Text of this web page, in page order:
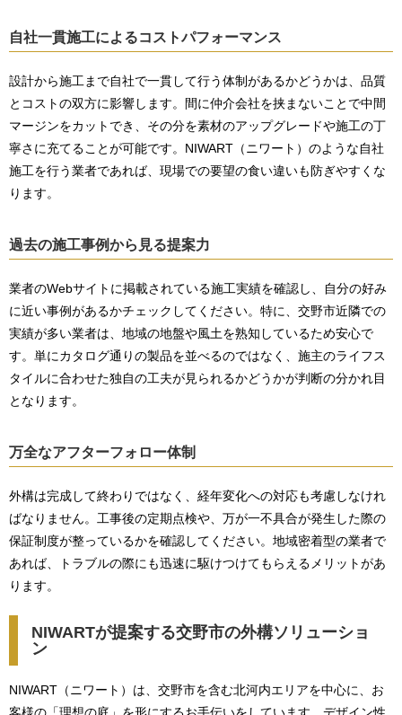
自社一貫施工によるコストパフォーマンス
設計から施工まで自社で一貫して行う体制があるかどうかは、品質
とコストの双方に影響します。間に仲介会社を挟まないことで中間
マージンをカットでき、その分を素材のアップグレードや施工の丁
寧さに充てることが可能です。NIWART（ニワート）のような自社
施工を行う業者であれば、現場での要望の食い違いも防ぎやすくな
ります。
過去の施工事例から見る提案力
業者のWebサイトに掲載されている施工実績を確認し、自分の好み
に近い事例があるかチェックしてください。特に、交野市近隣での
実績が多い業者は、地域の地盤や風土を熟知しているため安心で
す。単にカタログ通りの製品を並べるのではなく、施主のライフス
タイルに合わせた独自の工夫が見られるかどうかが判断の分かれ目
となります。
万全なアフターフォロー体制
外構は完成して終わりではなく、経年変化への対応も考慮しなけれ
ばなりません。工事後の定期点検や、万が一不具合が発生した際の
保証制度が整っているかを確認してください。地域密着型の業者で
あれば、トラブルの際にも迅速に駆けつけてもらえるメリットがあ
ります。
NIWARTが提案する交野市の外構ソリューショ
ン
NIWART（ニワート）は、交野市を含む北河内エリアを中心に、お